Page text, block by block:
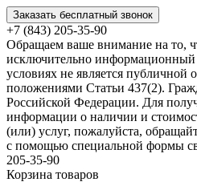
Заказать бесплатный звонок
+7 (843) 205-35-90
Обращаем ваше внимание на то,
исключительно информационный
условиях не является публичной
положениями Статьи 437(2).
Российской Федерации. Для
информации о наличии и
(или) услуг, пожалуйста,
с помощью специальной формы
205-35-90
Корзина товаров